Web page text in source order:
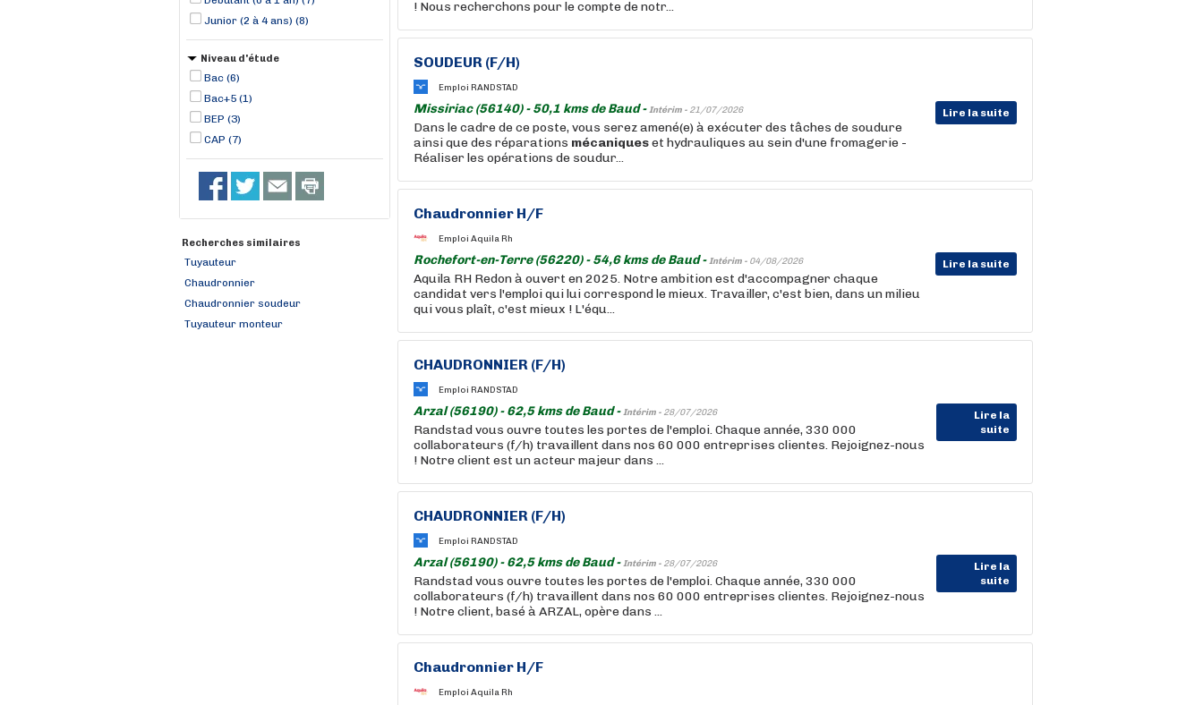
Junior (2 à 4 ans) (8)
Niveau d'étude
Bac (6)
Bac+5 (1)
BEP (3)
CAP (7)
Recherches similaires
Tuyauteur
Chaudronnier
Chaudronnier soudeur
Tuyauteur monteur
! Nous recherchons pour le compte de notr...
SOUDEUR (F/H)
Emploi RANDSTAD
Missiriac (56140) - 50,1 kms de Baud -Intérim - 21/07/2026 Lire la suite
Dans le cadre de ce poste, vous serez amené(e) à exécuter des tâches de soudure
ainsi que des réparations mécaniqueset hydrauliques au sein d'une fromagerie -
Réaliser les opérations de soudur...
Chaudronnier H/F
Emploi Aquila Rh
Rochefort-en-Terre (56220) - 54,6 kms de Baud -Intérim - 04/08/2026 Lire la suite
Aquila RH Redon à ouvert en 2025. Notre ambition est d'accompagner chaque
candidat vers l'emploi qui lui correspond le mieux. Travailler, c'est bien, dans un milieu
qui vous plaît, c'est mieux ! L'équ...
CHAUDRONNIER (F/H)
Emploi RANDSTAD
Arzal (56190) - 62,5 kms de Baud -Intérim - 28/07/2026
Lire la
suite
Randstad vous ouvre toutes les portes de l'emploi. Chaque année, 330 000
collaborateurs (f/h) travaillent dans nos 60 000 entreprises clientes. Rejoignez-nous
! Notre client est un acteur majeur dans ...
CHAUDRONNIER (F/H)
Emploi RANDSTAD
Arzal (56190) - 62,5 kms de Baud -Intérim - 28/07/2026
Lire la
suite
Randstad vous ouvre toutes les portes de l'emploi. Chaque année, 330 000
collaborateurs (f/h) travaillent dans nos 60 000 entreprises clientes. Rejoignez-nous
! Notre client, basé à ARZAL, opère dans ...
Chaudronnier H/F
Emploi Aquila Rh